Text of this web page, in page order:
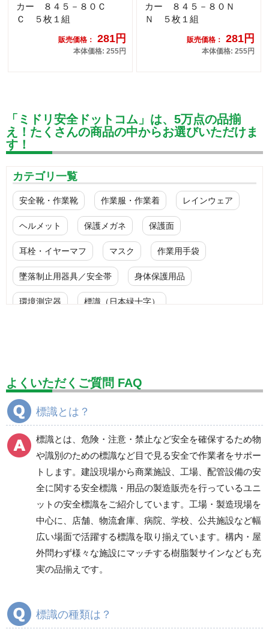
カー ８４５－８０Ｃ
Ｃ ５枚１組
販売価格： 281円
本体価格: 255円
カー ８４５－８０Ｎ
Ｎ ５枚１組
販売価格： 281円
本体価格: 255円
「ミドリ安全ドットコム」は、5万点の品揃
え！たくさんの商品の中からお選びいただけま
す！
カテゴリ一覧
安全靴・作業靴 作業服・作業着 レインウェア
ヘルメット 保護メガネ 保護面
耳栓・イヤーマフ マスク 作業用手袋
墜落制止用器具／安全帯 身体保護用品
環境測定器 標識（日本緑十字）
設備用品・作業補助用品 工事作業用品
分煙対策機器
電気保守用品 ワイパー クリーンルーム対策用品
防災グッズ（防災セット） 救急医療品
健康管理器具 季節商品 ウイルス対策用品
商品カテゴリ一覧
標識
ＪＩＳ規格安全標識
禁止標識
注意標識
廃棄物分別標識
廃棄物分別標識
よくいただくご質問 FAQ
標識とは？
標識とは、危険・注意・禁止など安全を確保するため物
や識別のための標識など目で見る安全で作業者をサポー
トします。建設現場から商業施設、工場、配管設備の安
全に関する安全標識・用品の製造販売を行っているユニ
ットの安全標識をご紹介しています。工場・製造現場を
中心に、店舗、物流倉庫、病院、学校、公共施設など幅
広い場面で活躍する標識を取り揃えています。構内・屋
外問わず様々な施設にマッチする樹脂製サインなども充
実の品揃えです。
標識の種類は？